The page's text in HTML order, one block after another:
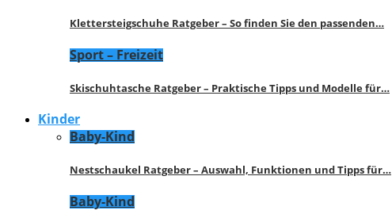
Klettersteigschuhe Ratgeber – So finden Sie den passenden…
Sport – Freizeit
Skischuhtasche Ratgeber – Praktische Tipps und Modelle für…
Kinder
Baby-Kind
Nestschaukel Ratgeber – Auswahl, Funktionen und Tipps für…
Baby-Kind